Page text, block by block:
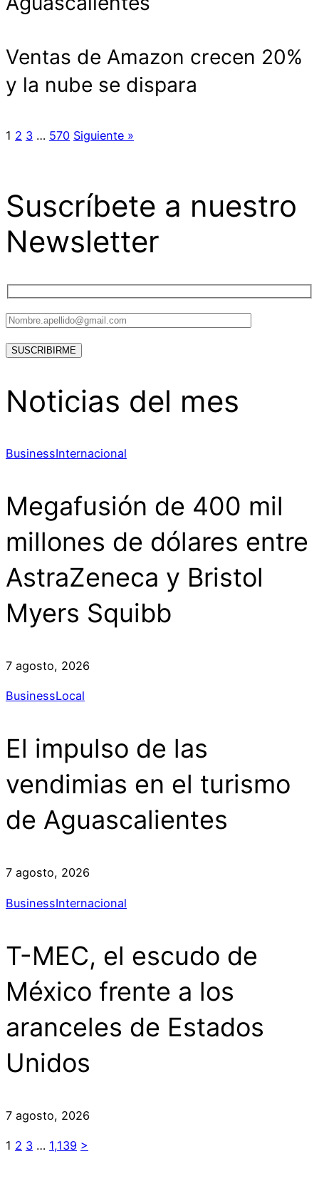
Ventas de Amazon crecen 20%
y la nube se dispara
1 2 3 … 570 Siguiente »
Suscríbete a nuestro
Newsletter
Noticias del mes
BusinessInternacional
Megafusión de 400 mil
millones de dólares entre
AstraZeneca y Bristol
Myers Squibb
7 agosto, 2026
BusinessLocal
El impulso de las
vendimias en el turismo
de Aguascalientes
7 agosto, 2026
BusinessInternacional
T-MEC, el escudo de
México frente a los
aranceles de Estados
Unidos
7 agosto, 2026
1 2 3 … 1,139 >